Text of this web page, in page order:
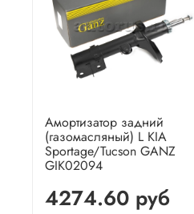
Амортизатор задний
(газомасляный) L KIA
Sportage/Tucson GANZ
GIK02094
4274.60 руб